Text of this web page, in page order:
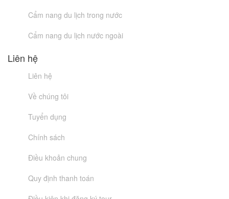
Cẩm nang du lịch trong nước
Cẩm nang du lịch nước ngoài
Liên hệ
Liên hệ
Về chúng tôi
Tuyển dụng
Chính sách
Điều khoản chung
Quy định thanh toán